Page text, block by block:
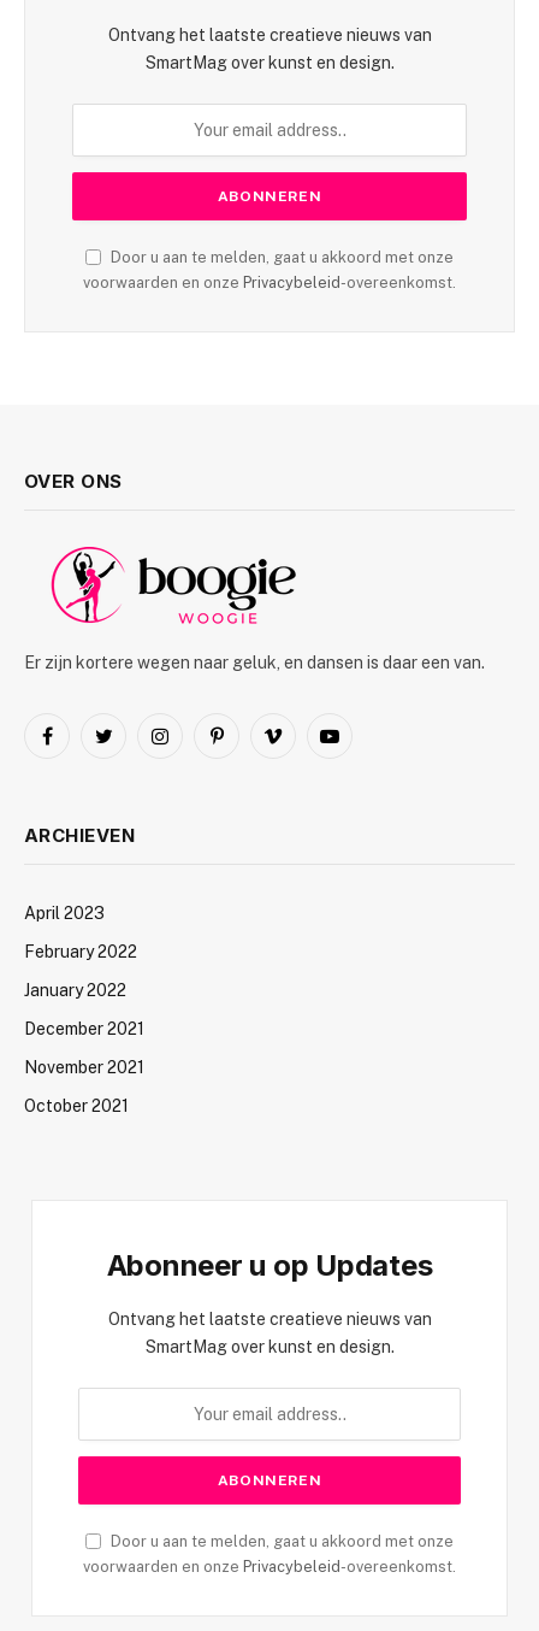
Ontvang het laatste creatieve nieuws van
SmartMag over kunst en design.
Door u aan te melden, gaat u akkoord met onze
voorwaarden en onze Privacybeleid-overeenkomst.
OVER ONS
Er zijn kortere wegen naar geluk, en dansen is daar een van.
FacebookTwitterInstagramPinterestVimeo YouTube
ARCHIEVEN
April 2023
February 2022
January 2022
December 2021
November 2021
October 2021
Abonneer u op Updates
Ontvang het laatste creatieve nieuws van
SmartMag over kunst en design.
Door u aan te melden, gaat u akkoord met onze
voorwaarden en onze Privacybeleid-overeenkomst.